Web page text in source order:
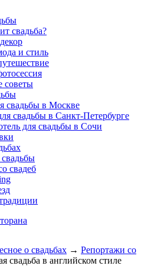
свадьба?
и стиль
советы
свадьбы в Москве
свадьбы в Санкт-Петербурге
для свадьбы в Сочи
свадеб
о свадьбах → Репортажи со
свадьба в английском стиле